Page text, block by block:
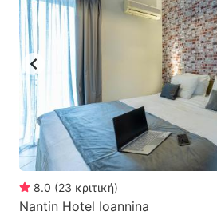
to
get
the
keyboard
shortcuts
for
changing
dates.
8.0 (23 κριτική)
Nantin Hotel Ioannina